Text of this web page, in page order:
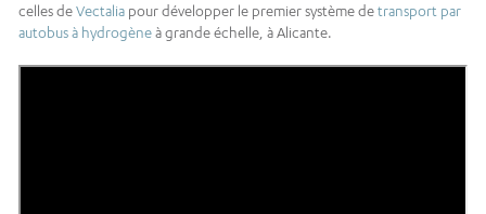
celles deVectalia pour développer le premier système detransport par
autobus à hydrogèneà grande échelle, à Alicante.